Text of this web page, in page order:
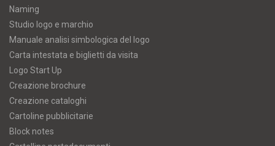
Naming
Studio logo e marchio
Manuale analisi simbologica del logo
Carta intestata e biglietti da visita
Logo Start Up
Creazione brochure
Creazione cataloghi
Cartoline pubblicitarie
Block notes